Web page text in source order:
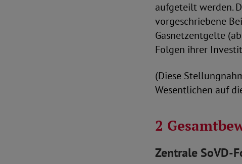
aufgeteilt werden.
vorgeschriebene
Gasnetzentgelte
Folgen ihrer
(Diese
Wesentlichen auf
2
Zentrale SoVD-